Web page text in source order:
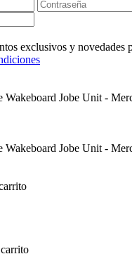
exclusivos y novedades